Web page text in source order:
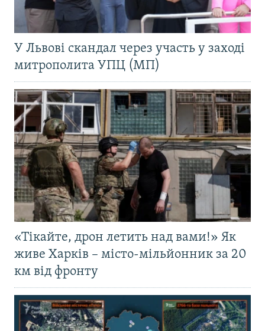
У Львові скандал через участь у заході
митрополита УПЦ (МП)
«Тікайте, дрон летить над вами!» Як
живе Харків – місто-мільйонник за 20
км від фронту